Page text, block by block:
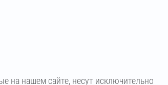
на нашем сайте, несут исключительно